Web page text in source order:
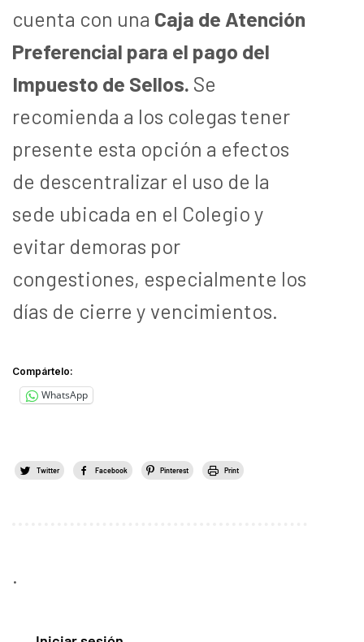
cuenta con una Caja de Atención
Preferencial para el pago del
Impuesto de Sellos. Se
recomienda a los colegas tener
presente esta opción a efectos
de descentralizar el uso de la
sede ubicada en el Colegio y
evitar demoras por
congestiones, especialmente los
días de cierre y vencimientos.
Compártelo:
WhatsApp
Twitter Facebook Pinterest Print
.